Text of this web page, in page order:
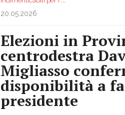
20.05.2026
Elezioni in
centrodestra
Migliasso
disponibilità a
presidente